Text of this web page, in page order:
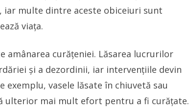
multe dintre aceste obiceiuri sunt
viața.
amânarea curățeniei. Lăsarea lucrurilor
și a dezordinii, iar intervențiile devin
vasele lăsate în chiuvetă sau
ulterior mai mult efort pentru a fi curățate.